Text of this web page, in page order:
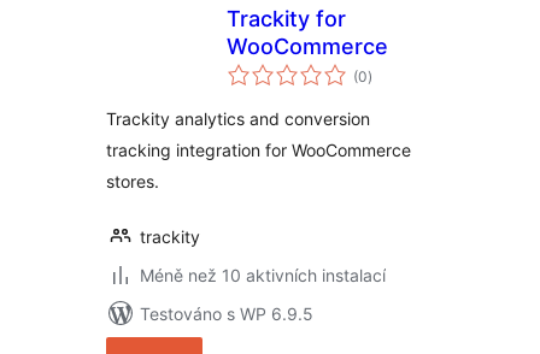
Trackity for
WooCommerce
(0celkové
hodnocení
)
Trackity analytics and conversion
tracking integration for WooCommerce
stores.
trackity
Méně než 10 aktivních instalací
Testováno s WP 6.9.5